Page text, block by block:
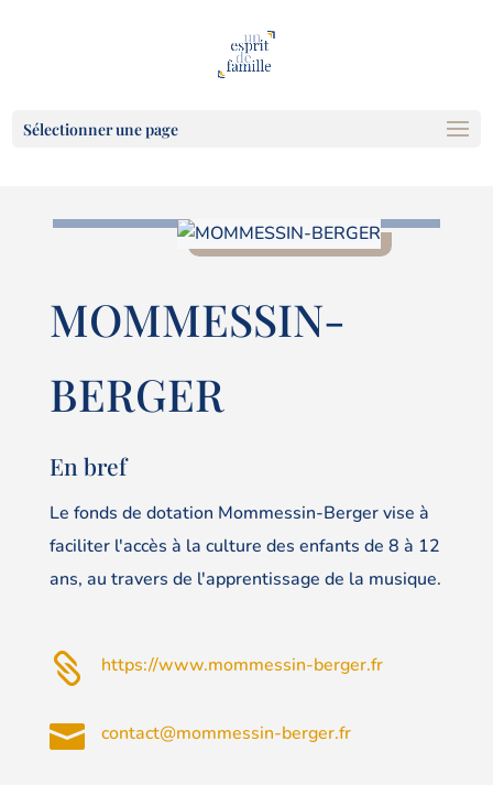
Sélectionner une page
MOMMESSIN-
BERGER
En bref
Le fonds de dotation Mommessin-Berger vise à
faciliter l'accès à la culture des enfants de 8 à 12
ans, au travers de l'apprentissage de la musique.
 https://www.mommessin-berger.fr
 contact@mommessin-berger.fr